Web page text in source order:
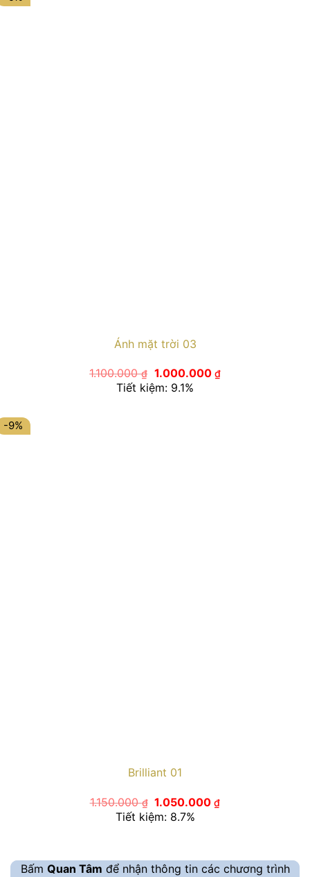
Ánh mặt trời 03
1.100.000₫ Giá
gốc
là:
1.000.000 ₫Giá
hiện
Tiết kiệm: 9.1%
-9%
Brilliant 01
1.150.000₫ Giá
gốc
là:
1.050.000₫Giá
Tiết kiệm: 8.7%
Bấm Quan Tâm để nhận thông tin các chương trình